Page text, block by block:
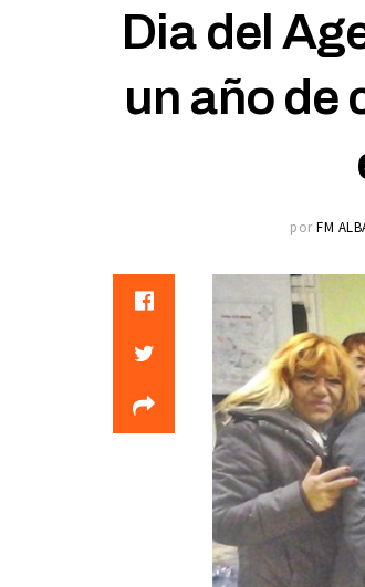
Dia del
un año de
por FM